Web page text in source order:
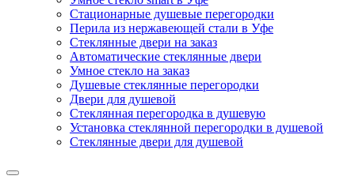
Стационарные душевые перегородки
Перила из нержавеющей стали в Уфе
Стеклянные двери на заказ
Автоматические стеклянные двери
Умное стекло на заказ
Душевые стеклянные перегородки
Двери для душевой
Стеклянная перегородка в душевую
Установка стеклянной перегородки в душевой
Стеклянные двери для душевой